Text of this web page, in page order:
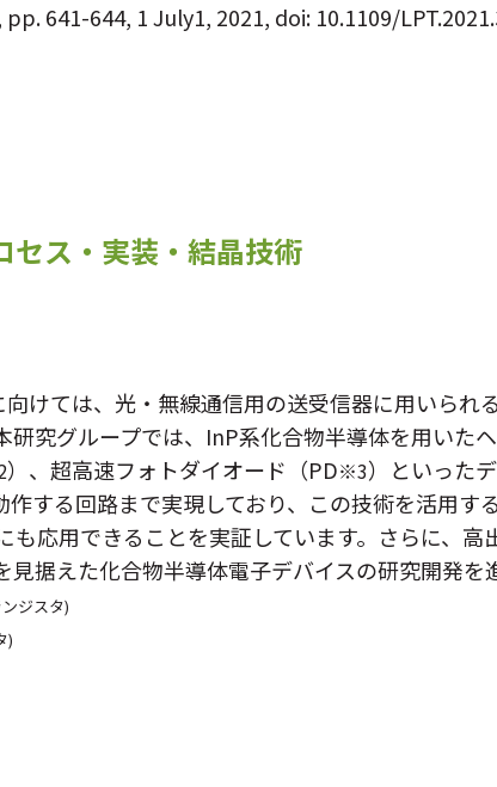
641-644, 1 July1, 2021, doi: 10.1109/
セス・実装・結晶技術
けては、光・無線通信用の送受信器に用いられ
究グループでは、InP系化合物半導体を用いた
）、超高速フォトダイオード（PD※3）といった
する回路まで実現しており、この技術を活用す
応用できることを実証しています。さらに、
据えた化合物半導体電子デバイスの研究開発を
ジスタ)
)